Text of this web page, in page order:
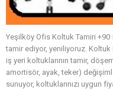
Yeşilköy Ofis Koltuk Tamiri +90
tamir ediyor, yeniliyoruz.
iş yeri koltuklarının tamir,
amortisör, ayak, teker)
sunuyor, koltuklarınızı uygun